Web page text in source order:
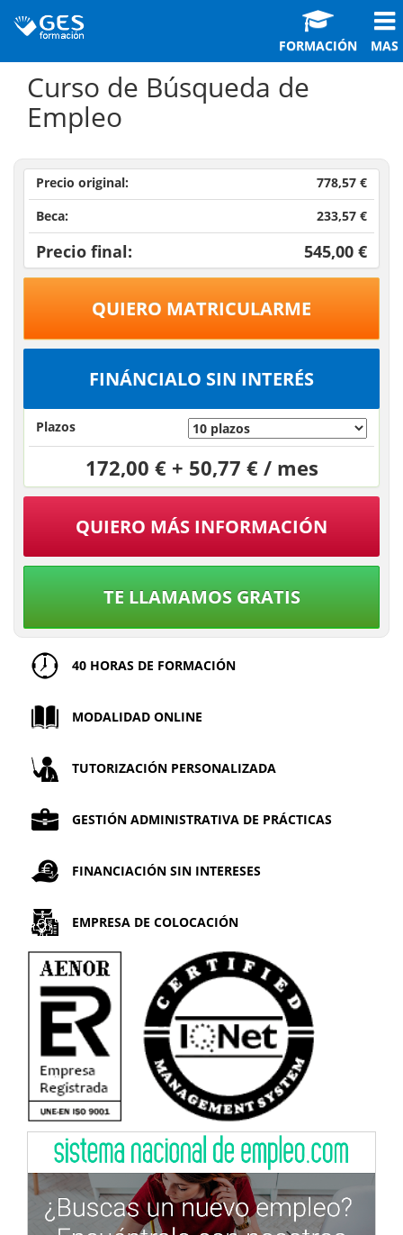
FORMACIÓN MAS
Curso de Búsqueda de
Empleo
Precio original:
778,57 €
Beca:
233,57 €
Precio final: 545,00 €
QUIERO MATRICULARME
FINÁNCIALO SIN INTERÉS
Plazos
172,00 € + 50,77 € / mes
QUIERO MÁS INFORMACIÓN
TE LLAMAMOS GRATIS
40 HORAS DE FORMACIÓN
MODALIDAD ONLINE
TUTORIZACIÓN PERSONALIZADA
GESTIÓN ADMINISTRATIVA DE PRÁCTICAS
FINANCIACIÓN SIN INTERESES
EMPRESA DE COLOCACIÓN